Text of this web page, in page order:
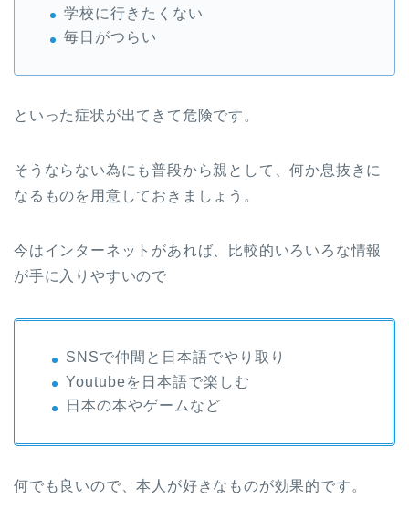
学校に行きたくない
毎日がつらい
といった症状が出てきて危険です。
そうならない為にも普段から親として、何か息抜きに
なるものを用意しておきましょう。
今はインターネットがあれば、比較的いろいろな情報
が手に入りやすいので
SNSで仲間と日本語でやり取り
Youtubeを日本語で楽しむ
日本の本やゲームなど
何でも良いので、本人が好きなものが効果的です。